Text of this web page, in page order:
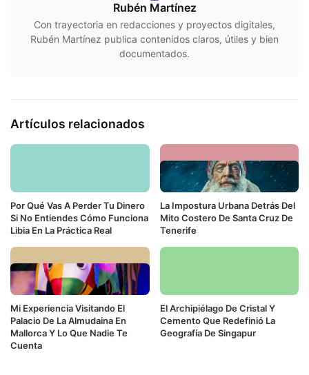
Rubén Martínez
Con trayectoria en redacciones y proyectos digitales,
Rubén Martínez publica contenidos claros, útiles y bien
documentados.
Artículos relacionados
Por Qué Vas A Perder Tu Dinero
Si No Entiendes Cómo Funciona
Libia En La Práctica Real
La Impostura Urbana Detrás Del
Mito Costero De Santa Cruz De
Tenerife
Mi Experiencia Visitando El
Palacio De La Almudaina En
Mallorca Y Lo Que Nadie Te
Cuenta
El Archipiélago De Cristal Y
Cemento Que Redefinió La
Geografía De Singapur